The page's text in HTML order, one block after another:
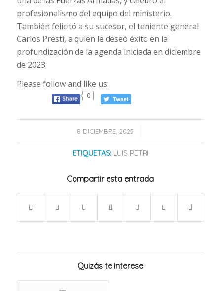
profesionalismo del equipo del ministerio.
También felicitó a su sucesor, el teniente general
Carlos Presti, a quien le deseó éxito en la
profundización de la agenda iniciada en diciembre
de 2023.
Please follow and like us:
0
8 DICIEMBRE, 2025
/
ETIQUETAS: LUIS PETRI
Compartir esta entrada
Quizás te interese